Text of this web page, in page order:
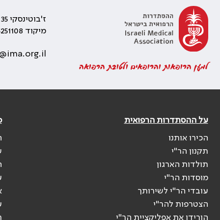
למען הרופאות והרופאים ולטובת הרפואה
ז'בוטינסקי 35 רמת גן, בניין התאומים 2
מיקוד 5251108
על ההסתדרות הרפואית
הכירו אותנו
תקנון הר"י
תולדות הארגון
מוסדות הר"י
עובדי הר"י לשירותך
הצטרפות להר"י
הורידו את אפליקציית הר"י